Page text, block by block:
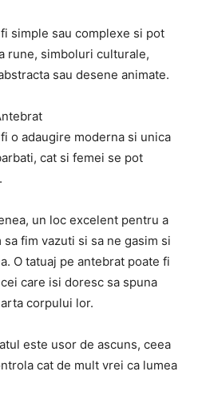
simple sau complexe si pot
rune, simboluri culturale,
sau desene animate.
o adaugire moderna si unica
cat si femei se pot
un loc excelent pentru a
fim vazuti si sa ne gasim si
O tatuaj pe antebrat poate fi
care isi doresc sa spuna
corpului lor.
este usor de ascuns, ceea
cat de mult vrei ca lumea